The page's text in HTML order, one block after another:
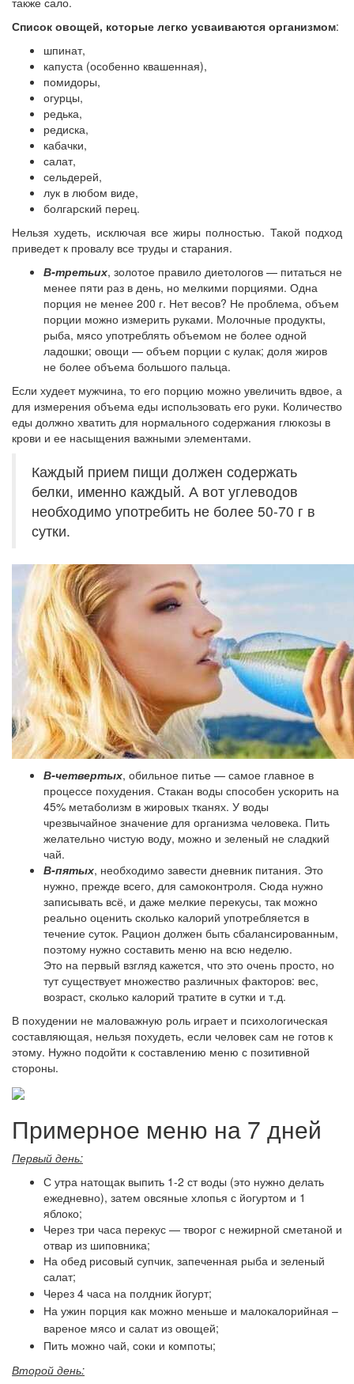
Список овощей, которые легко усваиваются организмом:
шпинат,
капуста (особенно квашенная),
помидоры,
огурцы,
редька,
редиска,
кабачки,
салат,
сельдерей,
лук в любом виде,
болгарский перец.
Нельзя худеть, исключая все жиры полностью. Такой подход
приведет к провалу все труды и старания.
В-третьих, золотое правило диетологов — питаться не
менее пяти раз в день, но мелкими порциями. Одна
порция не менее 200 г. Нет весов? Не проблема, объем
порции можно измерить руками. Молочные продукты,
рыба, мясо употреблять объемом не более одной
ладошки; овощи — объем порции с кулак; доля жиров
не более объема большого пальца.
Если худеет мужчина, то его порцию можно увеличить вдвое, а
для измерения объема еды использовать его руки. Количество
еды должно хватить для нормального содержания глюкозы в
крови и ее насыщения важными элементами.
Каждый прием пищи должен содержать
белки, именно каждый. А вот углеводов
необходимо употребить не более 50-70 г в
сутки.
В-четвертых, обильное питье — самое главное в
процессе похудения. Стакан воды способен ускорить на
45% метаболизм в жировых тканях. У воды
чрезвычайное значение для организма человека. Пить
желательно чистую воду, можно и зеленый не сладкий
чай.
В-пятых, необходимо завести дневник питания. Это
нужно, прежде всего, для самоконтроля. Сюда нужно
записывать всё, и даже мелкие перекусы, так можно
реально оценить сколько калорий употребляется в
течение суток. Рацион должен быть сбалансированным,
поэтому нужно составить меню на всю неделю.
Это на первый взгляд кажется, что это очень просто, но
тут существует множество различных факторов: вес,
возраст, сколько калорий тратите в сутки и т.д.
В похудении не маловажную роль играет и психологическая
составляющая, нельзя похудеть, если человек сам не готов к
этому. Нужно подойти к составлению меню с позитивной
стороны.
Примерное меню на 7 дней
Первый день:
С утра натощак выпить 1-2 ст воды (это нужно делать
ежедневно), затем овсяные хлопья с йогуртом и 1
яблоко;
Через три часа перекус — творог с нежирной сметаной и
отвар из шиповника;
На обед рисовый супчик, запеченная рыба и зеленый
салат;
Через 4 часа на полдник йогурт;
На ужин порция как можно меньше и малокалорийная –
вареное мясо и салат из овощей;
Пить можно чай, соки и компоты;
Второй день: